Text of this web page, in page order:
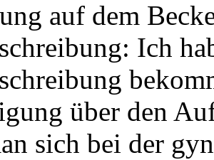
auf dem
Ich
über den
sich bei der